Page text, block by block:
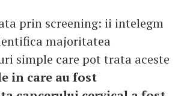
prin screening: ii intelegm
majoritatea
simple care pot trata aceste
in care au fost